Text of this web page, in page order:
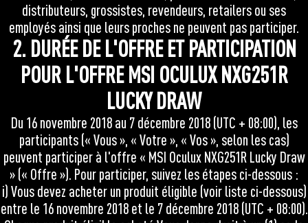
distributeurs, grossistes, revendeurs, retailers ou ses
employés ainsi que leurs proches ne peuvent pas participer.
2. DURÉE DE L'OFFRE ET PARTICIPATION
POUR L'OFFRE MSI OCULUX NXG251R
LUCKY DRAW
Du 16 novembre 2018 au 7 décembre 2018 (UTC + 08:00), les
participants (« Vous », « Votre », « Vos », selon les cas)
peuvent participer à l'offre « MSI Oculux NXG251R Lucky Draw
» (« Offre »). Pour participer, suivez les étapes ci-dessous :
i) Vous devez acheter un produit éligible (voir liste ci-dessous)
entre le 16 novembre 2018 et le 7 décembre 2018 (UTC + 08:00).